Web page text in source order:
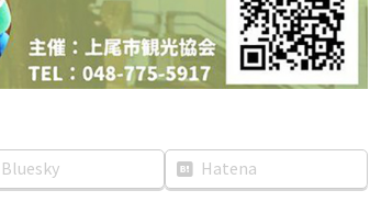
Bluesky Hatena